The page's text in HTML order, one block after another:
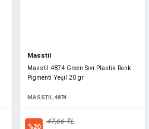
Masstil
Masstil 4874 Green Sıvı Plastik Renk
Pigmenti Yeşil 20 gr
MASSTIL.4874
%20
47,66 TL